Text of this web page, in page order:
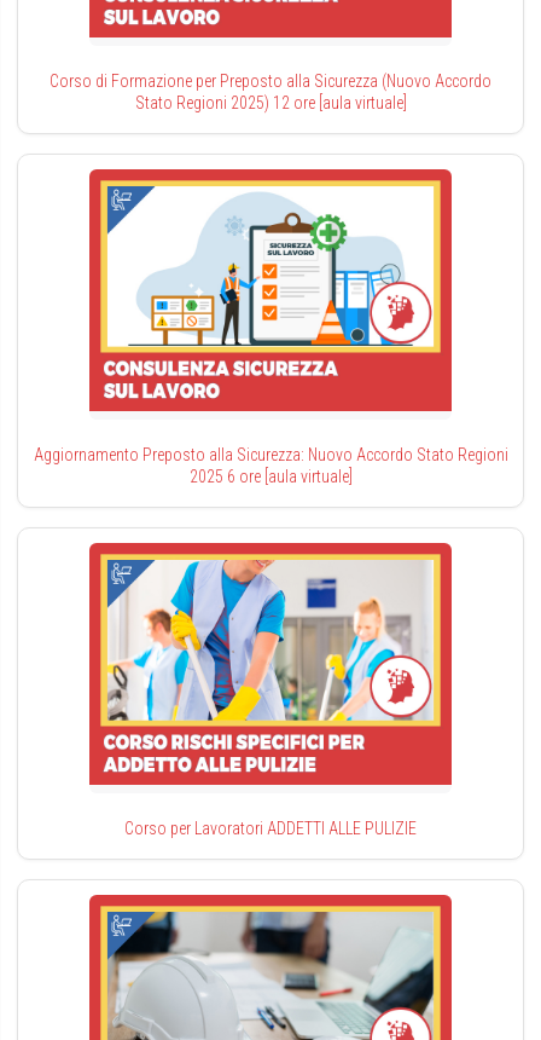
Corso di Formazione per Preposto alla Sicurezza (Nuovo Accordo
Stato Regioni 2025) 12 ore [aula virtuale]
Aggiornamento Preposto alla Sicurezza: Nuovo Accordo Stato Regioni
2025 6 ore [aula virtuale]
Corso per Lavoratori ADDETTI ALLE PULIZIE